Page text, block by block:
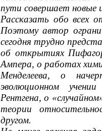
пути совершает
Рассказать обо всех
Поэтому автор
сегодня трудно
об открытиях
Ампера, о работах
Менделеева, о
эволюционном
Рентгена, о
теории
другом.